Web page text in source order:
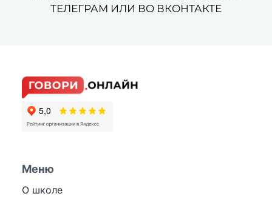
ТЕЛЕГРАМ ИЛИ ВО ВКОНТАКТЕ
Меню
О школе